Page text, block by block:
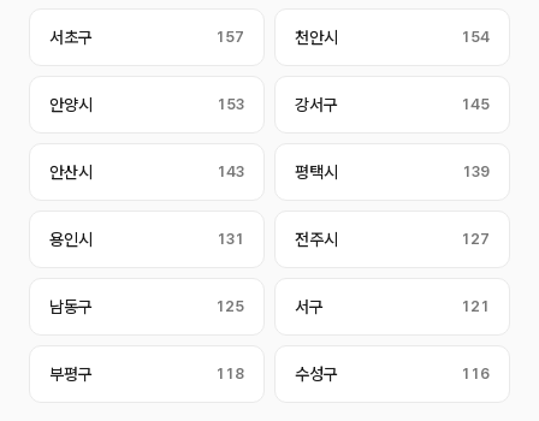
서초구 157 천안시 154
안양시 153 강서구 145
안산시 143 평택시 139
용인시 131 전주시 127
남동구 125 서구 121
부평구 118 수성구 116